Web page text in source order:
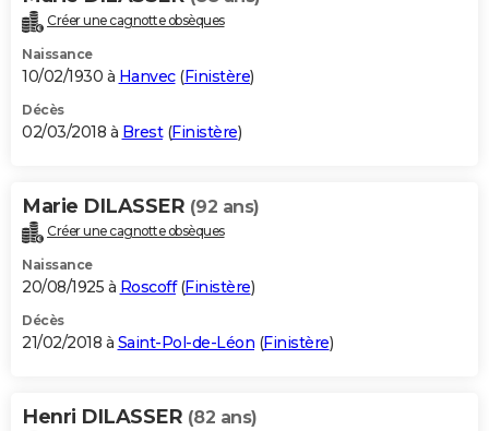
Créer une cagnotte obsèques
Naissance
10/02/1930 à Hanvec(Finistère)
Décès
02/03/2018 à Brest(Finistère)
Marie DILASSER (92 ans)
Créer une cagnotte obsèques
Naissance
20/08/1925 à Roscoff(Finistère)
Décès
21/02/2018 à Saint-Pol-de-Léon (Finistère)
Henri DILASSER (82 ans)